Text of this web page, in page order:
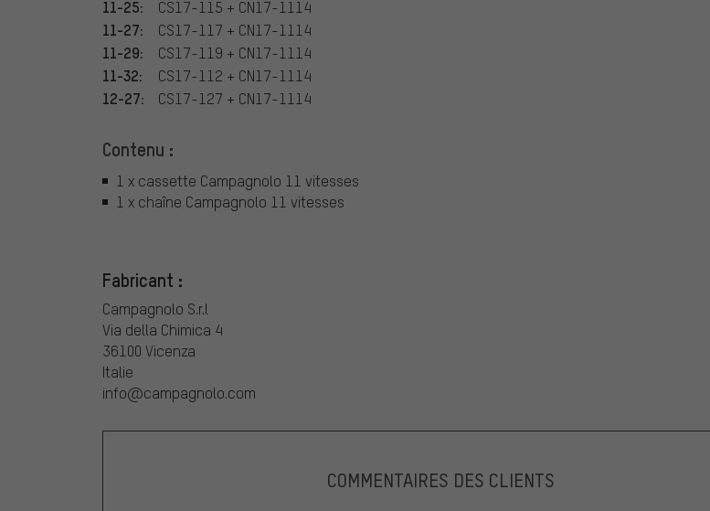
11-25: CS17-115 + CN17-1114
11-27: CS17-117 + CN17-1114
11-29: CS17-119 + CN17-1114
11-32: CS17-112 + CN17-1114
12-27: CS17-127 + CN17-1114
Contenu :
1 x cassette Campagnolo 11 vitesses
1 x chaîne Campagnolo 11 vitesses
Fabricant :
Campagnolo S.r.l
Via della Chimica 4
36100 Vicenza
Italie
info@campagnolo.com
COMMENTAIRES DES CLIENTS